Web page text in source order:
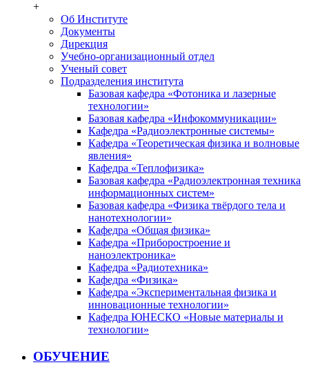
+
Об Институте
Документы
Дирекция
Учебно-организационный отдел
Ученый совет
Подразделения института
Базовая кафедра «Фотоника и лазерные
технологии»
Базовая кафедра «Инфокоммуникации»
Кафедра «Радиоэлектронные системы»
Кафедра «Теоретическая физика и волновые
явления»
Кафедра «Теплофизика»
Базовая кафедра «Радиоэлектронная техника
информационных систем»
Базовая кафедра «Физика твёрдого тела и
нанотехнологии»
Кафедра «Общая физика»
Кафедра «Приборостроение и
наноэлектроника»
Кафедра «Радиотехника»
Кафедра «Физика»
Кафедра «Экспериментальная физика и
инновационные технологии»
Кафедра ЮНЕСКО «Новые материалы и
технологии»
ОБУЧЕНИЕ